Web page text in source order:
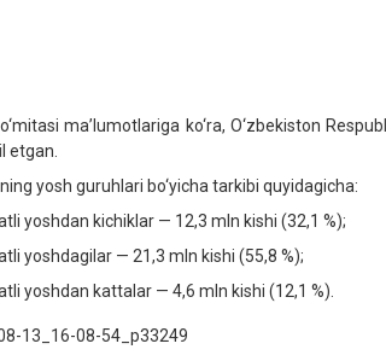
ma’lumotlariga ko‘ra, O‘zbekiston
etgan.
yosh guruhlari bo‘yicha tarkibi quyidagicha:
yoshdan kichiklar — 12,3 mln kishi (32,1 %);
yoshdagilar — 21,3 mln kishi (55,8 %);
yoshdan kattalar — 4,6 mln kishi (12,1 %).